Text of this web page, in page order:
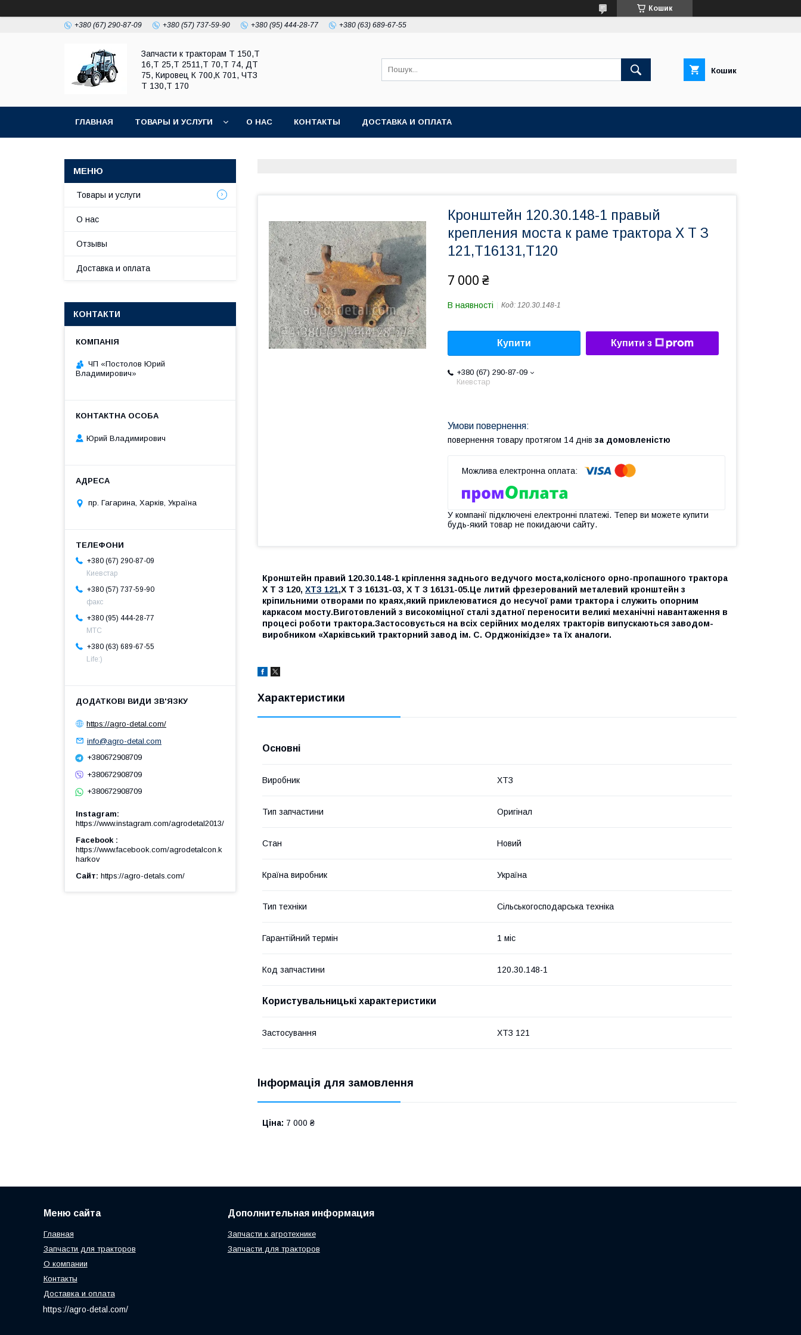
Кошик
+380 (67) 290-87-09 +380 (57) 737-59-90 +380 (95) 444-28-77 +380 (63) 689-67-55
Запчасти к тракторам Т 150,Т
16,Т 25,Т 2511,Т 70,Т 74, ДТ
75, Кировец К 700,К 701, ЧТЗ
Т 130,Т 170
Кошик
ГЛАВНАЯ ТОВАРЫ И УСЛУГИ О НАС КОНТАКТЫ ДОСТАВКА И ОПЛАТА
Кронштейн 120.30.148-1 правый
крепления моста к раме трактора Х Т З
121,Т16131,Т120
7 000 ₴
В наявності Код: 120.30.148-1
Купити Купити з
+380 (67) 290-87-09
Киевстар
повернення товару протягом 14 днів за домовленістю
У компанії підключені електронні платежі. Тепер ви можете купити
будь-який товар не покидаючи сайту.
Кронштейн правий 120.30.148-1 кріплення заднього ведучого моста,колісного орно-пропашного трактора
Х Т З 120, ХТЗ 121,Х Т З 16131-03, Х Т З 16131-05.Це литий фрезерований металевий кронштейн з
кріпильними отворами по краях,який приклеюватися до несучої рами трактора і служить опорним
каркасом мосту.Виготовлений з високоміцної сталі здатної переносити великі механічні навантаження в
процесі роботи трактора.Застосовується на всіх серійних моделях тракторів випускаються заводом-
виробником «Харківський тракторний завод ім. С. Орджонікідзе» та їх аналоги.
Характеристики
Основні
Виробник ХТЗ
Тип запчастини Оригінал
Стан Новий
Країна виробник Україна
Тип техніки Сільськогосподарська техніка
Гарантійний термін 1 міс
Код запчастини 120.30.148-1
Користувальницькі характеристики
Застосування ХТЗ 121
Інформація для замовлення
Ціна: 7 000 ₴
Товары и услуги
О нас
Отзывы
Доставка и оплата
КОНТАКТИ
ЧП «Постолов Юрий
Владимирович»
Юрий Владимирович
пр. Гагарина, Харків, Україна
+380 (67) 290-87-09
Киевстар
+380 (57) 737-59-90
факс
+380 (95) 444-28-77
МТС
+380 (63) 689-67-55
Life:)
https://agro-detal.com/
info@agro-detal.com
+380672908709
+380672908709
+380672908709
Instagram
https://www.instagram.com/agrodetal2013/
Facebook
https://www.facebook.com/agrodetalcon.k
harkov
Сайт https://agro-detals.com/
Меню сайта
Главная
Запчасти для тракторов
О компании
Контакты
Доставка и оплата
Дополнительная информация
Запчасти к агротехнике
Запчасти для тракторов
https://agro-detal.com/